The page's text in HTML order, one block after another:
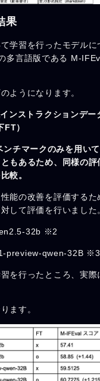
果
学習を行ったモデルに
多言語版である M-
ようになります。
ンストラクションデー
）
チマークのみを用い
もあるため、同様の
較。
能の改善を評価するた
して評価を行いました
32b ※2
preview-qwen-32B ※3
を行ったところ、実
ます。